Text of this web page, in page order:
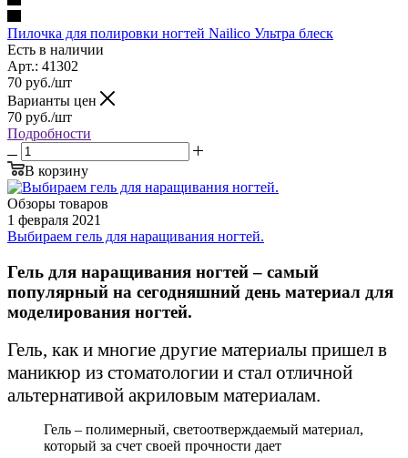
Пилочка для полировки ногтей Nailico Ультра блеск
Есть в наличии
Арт.: 41302
70 руб./шт
Варианты цен
70 руб./шт
Подробности
В корзину
Обзоры товаров
1 февраля 2021
Выбираем гель для наращивания ногтей.
Гель для наращивания ногтей – самый
популярный на сегодняшний день материал для
моделирования ногтей.
Гель, как и многие другие материалы пришел в
маникюр из стоматологии и стал отличной
альтернативой акриловым материалам.
Гель – полимерный, светоотверждаемый материал,
который за счет своей прочности дает